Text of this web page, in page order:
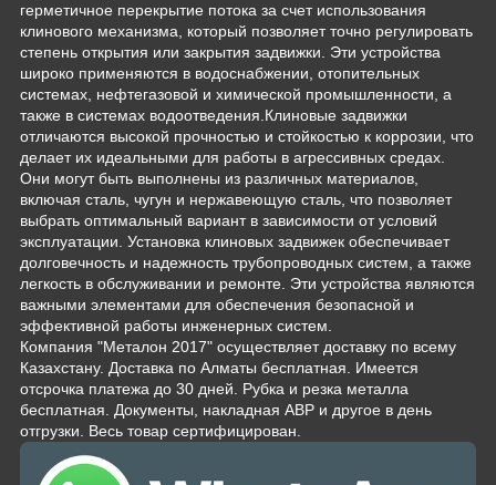
герметичное перекрытие потока за счет использования
клинового механизма, который позволяет точно регулировать
степень открытия или закрытия задвижки. Эти устройства
широко применяются в водоснабжении, отопительных
системах, нефтегазовой и химической промышленности, а
также в системах водоотведения.Клиновые задвижки
отличаются высокой прочностью и стойкостью к коррозии, что
делает их идеальными для работы в агрессивных средах.
Они могут быть выполнены из различных материалов,
включая сталь, чугун и нержавеющую сталь, что позволяет
выбрать оптимальный вариант в зависимости от условий
эксплуатации. Установка клиновых задвижек обеспечивает
долговечность и надежность трубопроводных систем, а также
легкость в обслуживании и ремонте. Эти устройства являются
важными элементами для обеспечения безопасной и
эффективной работы инженерных систем.
Компания "Металон 2017" осуществляет доставку по всему
Казахстану. Доставка по Алматы бесплатная. Имеется
отсрочка платежа до 30 дней. Рубка и резка металла
бесплатная. Документы, накладная АВР и другое в день
отгрузки. Весь товар сертифицирован.